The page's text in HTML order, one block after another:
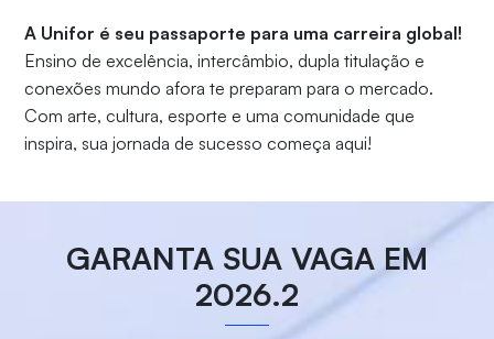
A Unifor é seu passaporte para uma carreira global!
Ensino de excelência, intercâmbio, dupla titulação e
conexões mundo afora te preparam para o mercado.
Com arte, cultura, esporte e uma comunidade que
inspira, sua jornada de sucesso começa aqui!
GARANTA SUA VAGA EM
2026.2